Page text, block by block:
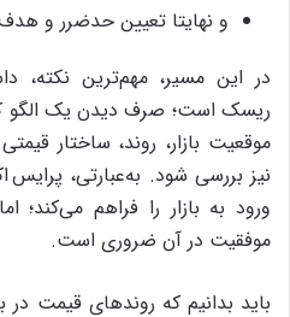
و نهایتا تعیین حدضرر و
در این مسیر، مهم‌ترین نکته،
ریسک است؛ صرف دیدن یک الگو
موقعیت بازار، روند، ساختار
نیز بررسی شود. به‌عبارتی،
ورود به بازار را فراهم می‌کند؛
موفقیت در آن ضروری است.
باید بدانیم که روند‌های قیمت در